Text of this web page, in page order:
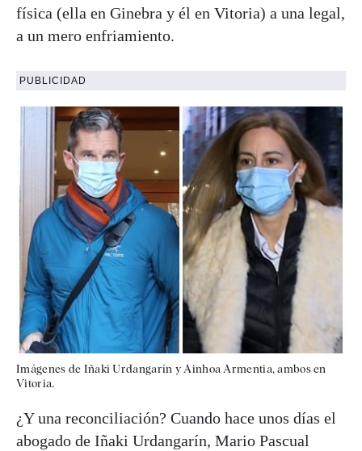
física (ella en Ginebra y él en Vitoria) a una legal,
a un mero enfriamiento.
PUBLICIDAD
Imágenes de Iñaki Urdangarín y Ainhoa Armentia, ambos en
Vitoria.
¿Y una reconciliación? Cuando hace unos días el
abogado de Iñaki Urdangarín, Mario Pascual